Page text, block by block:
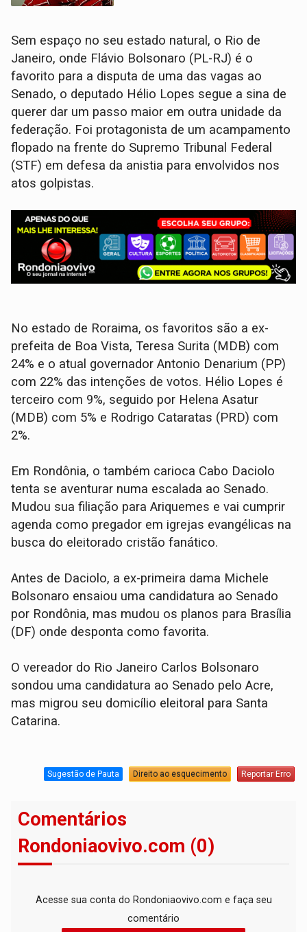
Sem espaço no seu estado natural, o Rio de
Janeiro, onde Flávio Bolsonaro (PL-RJ) é o
favorito para a disputa de uma das vagas ao
Senado, o deputado Hélio Lopes segue a sina de
querer dar um passo maior em outra unidade da
federação. Foi protagonista de um acampamento
flopado na frente do Supremo Tribunal Federal
(STF) em defesa da anistia para envolvidos nos
atos golpistas.
No estado de Roraima, os favoritos são a ex-
prefeita de Boa Vista, Teresa Surita (MDB) com
24% e o atual governador Antonio Denarium (PP)
com 22% das intenções de votos. Hélio Lopes é
terceiro com 9%, seguido por Helena Asatur
(MDB) com 5% e Rodrigo Cataratas (PRD) com
2%.
Em Rondônia, o também carioca Cabo Daciolo
tenta se aventurar numa escalada ao Senado.
Mudou sua filiação para Ariquemes e vai cumprir
agenda como pregador em igrejas evangélicas na
busca do eleitorado cristão fanático.
Antes de Daciolo, a ex-primeira dama Michele
Bolsonaro ensaiou uma candidatura ao Senado
por Rondônia, mas mudou os planos para Brasília
(DF) onde desponta como favorita.
O vereador do Rio Janeiro Carlos Bolsonaro
sondou uma candidatura ao Senado pelo Acre,
mas migrou seu domicílio eleitoral para Santa
Catarina.
Sugestão de Pauta Direito ao esquecimento Reportar Erro
Comentários
Rondoniaovivo.com (0)
Acesse sua conta do Rondoniaovivo.com e faça seu
comentário